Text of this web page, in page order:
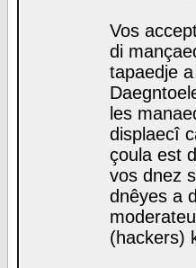
Vos
di
tapaedje
les
displaecî
çoula est
vos dnez
dnêyes a
(hackers)